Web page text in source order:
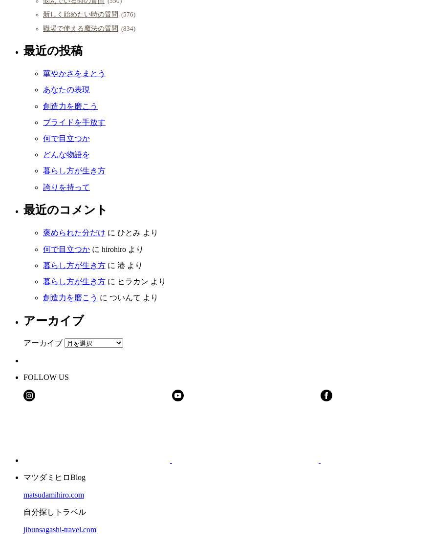
新しく始めたい時の質問 (576)
職場で使える魔法の質問 (834)
最近の投稿
華やかさをまとう
あなたの表現
創造力を磨こう
プライドを手放す
何で目立つか
どんな物語を
暮らし方が生き方
誇りを持って
最近のコメント
褒められた分だけ に ひとみ より
何で目立つか に hirohiro より
暮らし方が生き方 に 港 より
暮らし方が生き方 に ヒラカン より
創造力を磨こう に ついんて より
アーカイブ
アーカイブ
FOLLOW US
マツダミヒロBlog
matsudamihiro.com
自分探しトラベル
jibunsagashi-travel.com